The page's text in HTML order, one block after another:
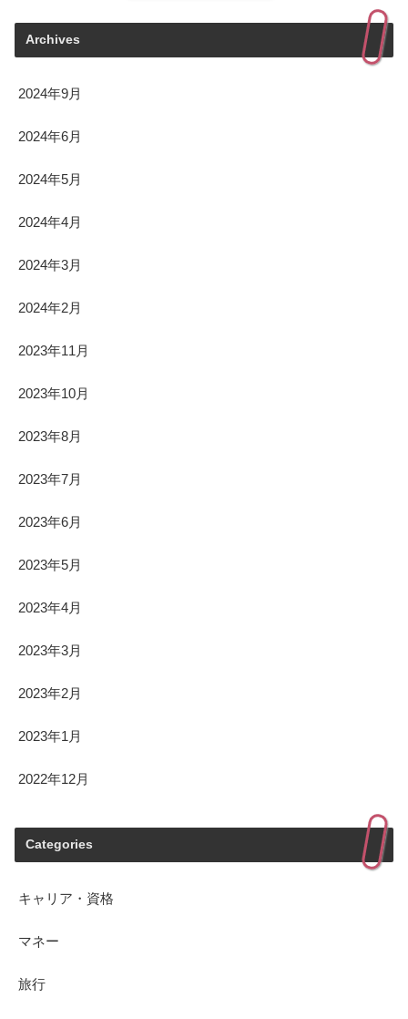
Archives
2024年9月
2024年6月
2024年5月
2024年4月
2024年3月
2024年2月
2023年11月
2023年10月
2023年8月
2023年7月
2023年6月
2023年5月
2023年4月
2023年3月
2023年2月
2023年1月
2022年12月
Categories
キャリア・資格
マネー
旅行